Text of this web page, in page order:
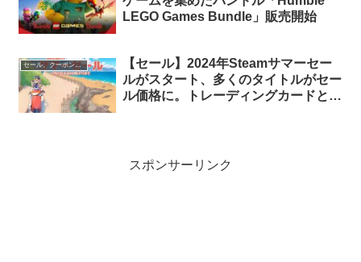
LEGO Games Bundle」販売開始
セール、クーポン、ポイント
【セール】2024年Steamサマーセー
ルがスタート、多くのタイトルがセー
ル価格に。トレーディングカードとス
スポンサーリンク